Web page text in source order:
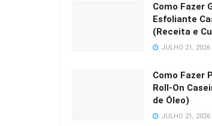
Como Fazer
Esfoliante
(Receita e
JULHO 21, 2026
Como Fazer
Roll-On
de Óleo)
JULHO 21, 2026